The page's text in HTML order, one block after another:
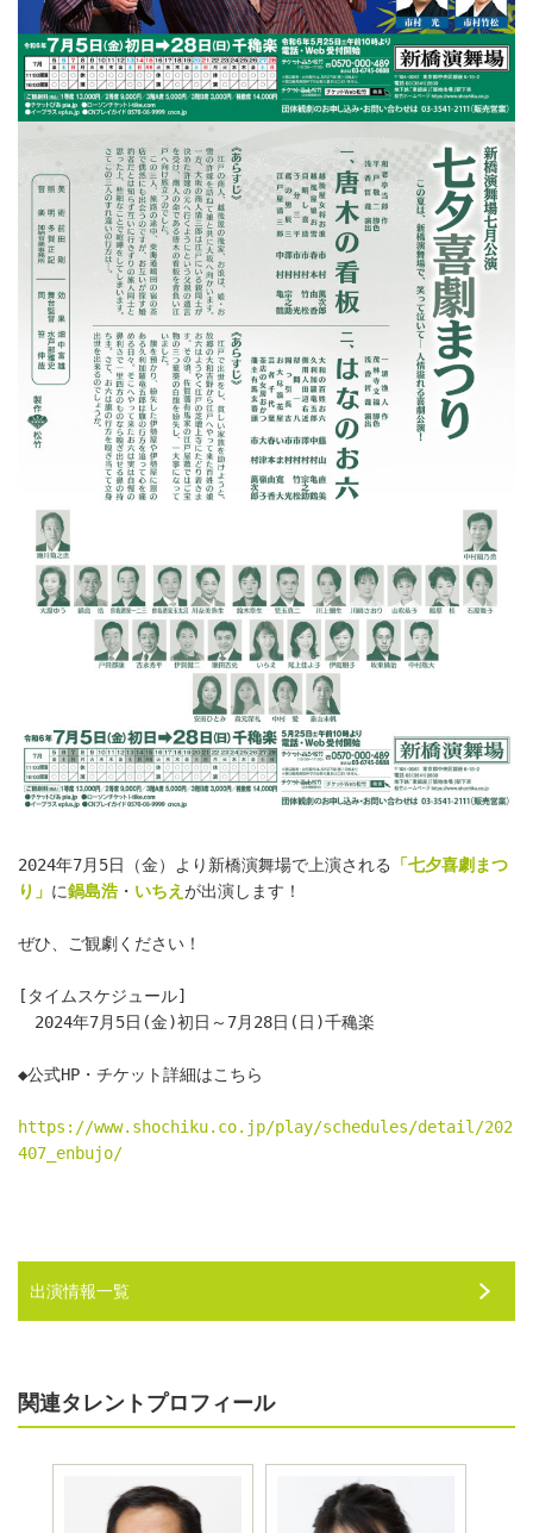
2024年7月5日（金）より新橋演舞場で上演される
「七夕喜劇まつ
り」 に鍋島浩・ いちえ が出演します！
ぜひ、ご観劇ください！
[タイムスケジュール]
2024年7月5日(金)初日～7月28日(日)千穐楽
◆公式HP・チケット詳細はこちら
https://www.shochiku.co.jp/play/schedules/detail/202
407_enbujo/
出演情報一覧
関連タレントプロフィール